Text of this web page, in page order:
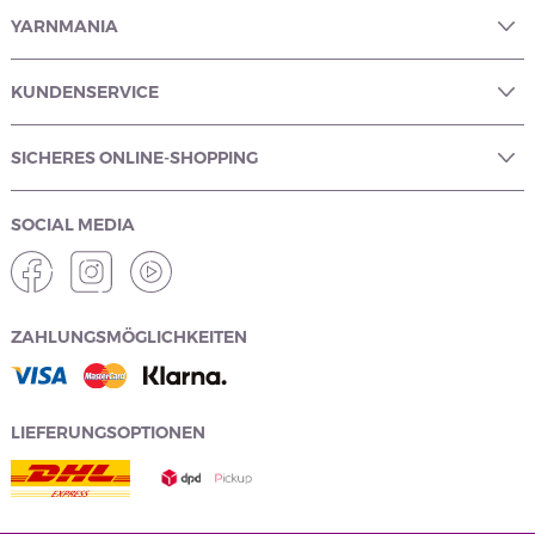
YARNMANIA
KUNDENSERVICE
SICHERES ONLINE-SHOPPING
SOCIAL MEDIA
ZAHLUNGSMÖGLICHKEITEN
LIEFERUNGSOPTIONEN